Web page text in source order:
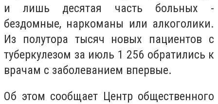
и лишь десятая часть больных -
бездомные, наркоманы или алкоголики.
Из полутора тысяч новых пациентов с
туберкулезом за июль 1 256 обратились к
врачам с заболеванием впервые.
Об этом сообщает Центр общественного